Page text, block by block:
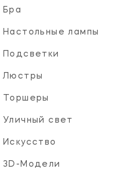
Бра
Настольные лампы
Подсветки
Люстры
Торшеры
Уличный свет
Искусство
3D-Модели